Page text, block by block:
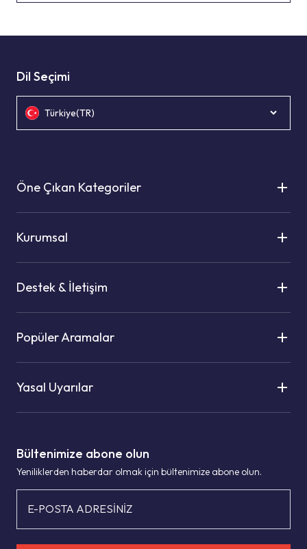
Bültenimize abone olun
Yeniliklerden haberdar olmak için bültenimize abone olun.
E-POSTA ADRESİNİZ
Dil Seçimi
Türkiye(TR)
Öne Çıkan Kategoriler
Kurumsal
Destek & İletişim
Popüler Aramalar
Yasal Uyarılar